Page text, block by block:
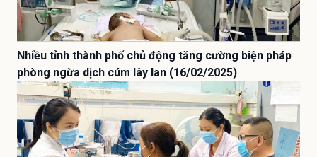
Nhiều tỉnh thành phố chủ động tăng cường biện pháp
phòng ngừa dịch cúm lây lan (16/02/2025)